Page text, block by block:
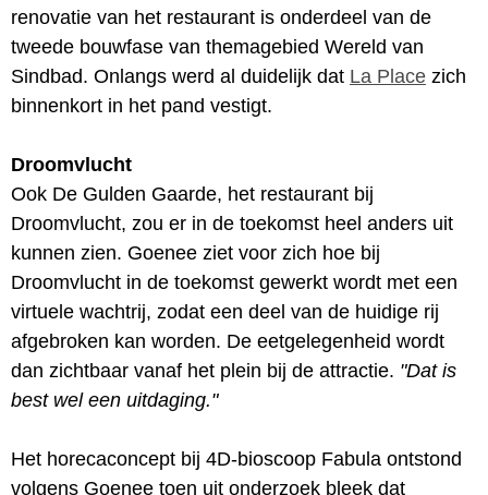
renovatie van het restaurant is onderdeel van de
tweede bouwfase van themagebied Wereld van
Sindbad. Onlangs werd al duidelijk dat La Place zich
binnenkort in het pand vestigt.
Droomvlucht
Ook De Gulden Gaarde, het restaurant bij
Droomvlucht, zou er in de toekomst heel anders uit
kunnen zien. Goenee ziet voor zich hoe bij
Droomvlucht in de toekomst gewerkt wordt met een
virtuele wachtrij, zodat een deel van de huidige rij
afgebroken kan worden. De eetgelegenheid wordt
dan zichtbaar vanaf het plein bij de attractie. "Dat is
best wel een uitdaging."
Het horecaconcept bij 4D-bioscoop Fabula ontstond
volgens Goenee toen uit onderzoek bleek dat